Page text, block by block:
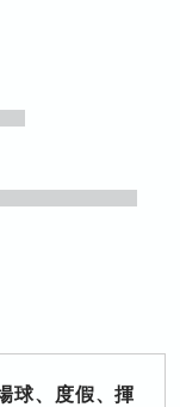
球、度假、揮